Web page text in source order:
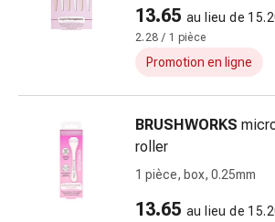
rechange
Pansements
et
désinfection
plaies
Pansement
spray
13.65 au lieu de
2.28 / 1 pièce
Promotion en ligne
BRUSHWORKS
roller
1 pièce, box, 0.25mm
13.65 au lieu de